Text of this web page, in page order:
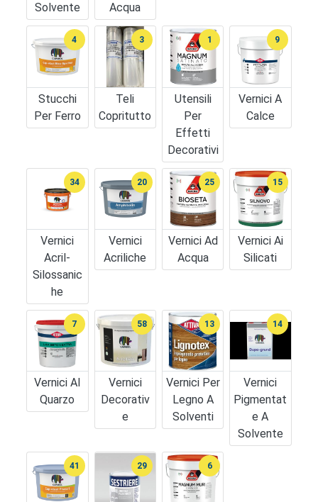
Solvente
Acqua
Stucchi
Per Ferro
4
Teli
Copritutto
3
Utensili
Per
Effetti
Decorativi
1
Vernici A
Calce
9
Vernici
Acril-
Silossanic
He
34
Vernici
Acriliche
20
Vernici Ad
Acqua
25
Vernici Ai
Silicati
15
Vernici Al
Quarzo
7
Vernici
Decorativ
E
58
Vernici Per
Legno A
Solventi
13
Vernici
Pigmentat
E A
Solvente
14
41 29 6